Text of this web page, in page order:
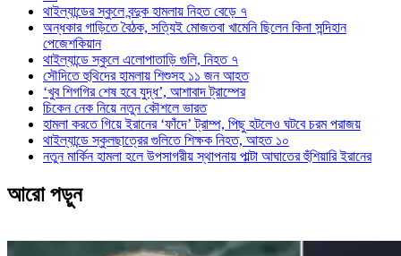
থাইল্যান্ডের স্কুলে বন্দুক হামলায় নিহত বেড়ে ৭
অন্ধকার গাড়িতে বৈঠক, সত্যিই মোজতবা খামেনি ছিলেন কিনা সন্দিহান
পেজেশকিয়ান
থাইল্যান্ডে স্কুলে এলোপাতাড়ি গুলি, নিহত ৭
সৌদিতে হুথিদের হামলায় শিশুসহ ১১ জন আহত
‘খুব শিগগির শেষ হবে যুদ্ধ’, আশাবাদ ট্রাম্পের
চিকেন নেক নিয়ে নতুন কৌশলে ভারত
হামলা করতে গিয়ে ইরানের ‘ফাঁদে’ ট্রাম্প, পিছু হটলেও ঘটবে চরম পরাজয়
থাইল্যান্ডে স্কুলছাত্রের গুলিতে শিক্ষক নিহত, আহত ১০
নতুন মার্কিন হামলা হলে উপসাগরীয় স্থাপনায় পাল্টা আঘাতের হুঁশিয়ারি ইরানের
আরো পড়ুন